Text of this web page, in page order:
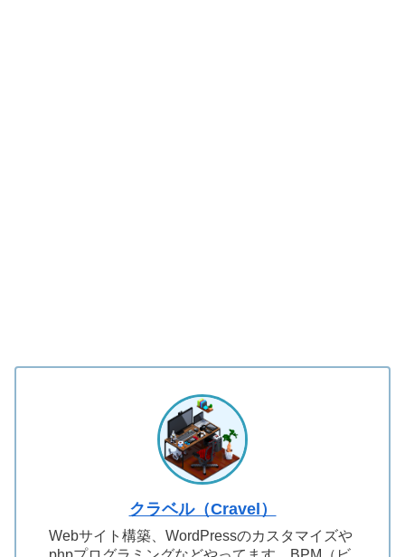
クラベル（Cravel）
Webサイト構築、WordPressのカスタマイズや